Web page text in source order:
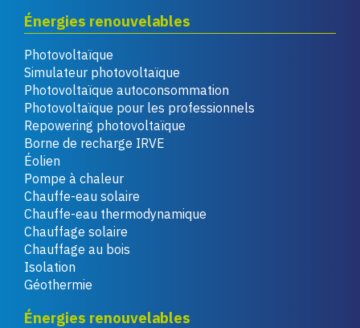
Énergies renouvelables
Photovoltaïque
Simulateur photovoltaïque
Photovoltaïque autoconsommation
Photovoltaïque pour les professionnels
Repowering photovoltaïque
Borne de recharge IRVE
Éolien
Pompe à chaleur
Chauffe-eau solaire
Chauffe-eau thermodynamique
Chauffage solaire
Chauffage au bois
Isolation
Géothermie
Énergies renouvelables